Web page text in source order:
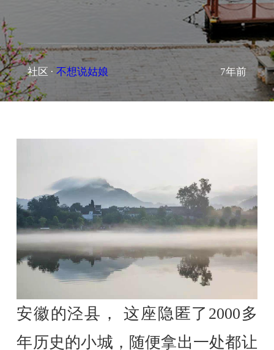
社区 · 不想说姑娘 7年前
安徽的泾县， 这座隐匿了2000多
年历史的小城，随便拿出一处都让